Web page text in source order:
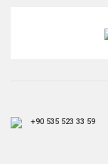
+90 535 523 33 59